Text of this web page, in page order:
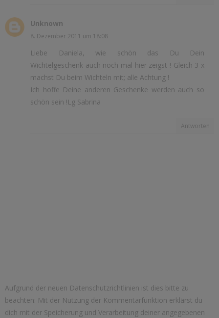
Unknown
8. Dezember 2011 um 18:08
Liebe Daniela, wie schön das Du Dein
Wichtelgeschenk auch noch mal hier zeigst ! Gleich 3 x
machst Du beim Wichteln mit; alle Achtung !
Ich hoffe Deine anderen Geschenke werden auch so
schön sein !Lg Sabrina
Antworten
Aufgrund der neuen Datenschutzrichtlinien ist dies bitte zu
beachten: Mit der Nutzung der Kommentarfunktion erklärst du
dich mit der Speicherung und Verarbeitung deiner angegebenen